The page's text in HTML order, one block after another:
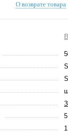
О возврате товара
5